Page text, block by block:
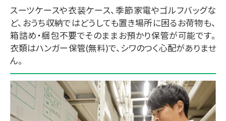
スーツケースや衣装ケース、季節家電やゴルフバッグな
ど、おうち収納ではどうしても置き場所に困るお荷物も、
箱詰め・梱包不要でそのままお預かり保管が可能です。
衣類はハンガー保管(無料)で、シワのつく心配がありませ
ん。